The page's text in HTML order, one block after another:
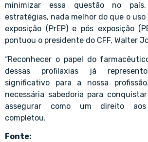
minimizar essa questão no
estratégias, nada melhor do que o uso
exposição (PrEP) e pós exposição
pontuou o presidente do CFF, Walter
“Reconhecer o papel do
dessas profilaxias já
significativo para a nossa
necessária sabedoria para
assegurar como um direito aos
completou.
Fonte: